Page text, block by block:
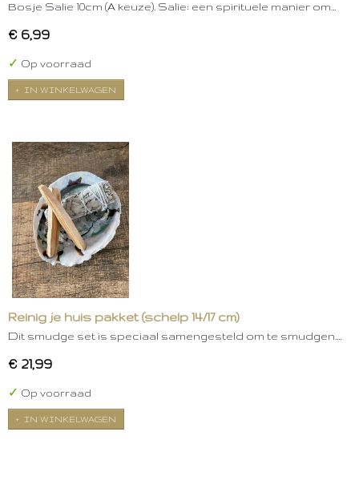
Bosje Salie 10cm (A keuze). Salie: een spirituele manier om…
€ 6,99
✓ Op voorraad
IN WINKELWAGEN
Reinig je huis pakket (schelp 14/17 cm)
Dit smudge set is speciaal samengesteld om te smudgen.…
€ 21,99
✓ Op voorraad
IN WINKELWAGEN